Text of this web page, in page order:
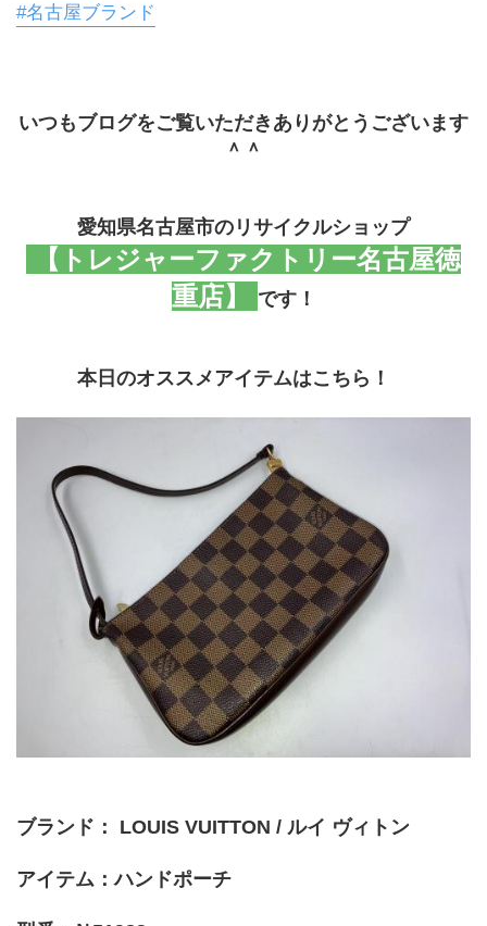
#名古屋ブランド
いつもブログをご覧いただきありがとうございます
＾＾
愛知県名古屋市のリサイクルショップ
重店】
です！
本日のオススメアイテムはこちら！
ブランド： LOUIS VUITTON / ルイ ヴィトン
アイテム：ハンドポーチ